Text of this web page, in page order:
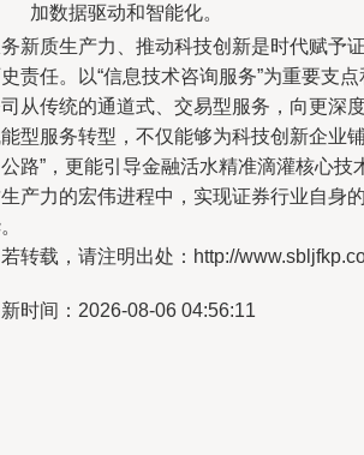
加数据驱动和智能化。
新质生产力、推动科技创新是时代赋予
责任。以“信息技术咨询服务”为重要支
从传统的通道式、交易型服务，向更深
型服务转型，不仅能够为科技创新企业
路”，更能引导金融活水精准滴灌核心技
产力的宏伟进程中，实现证券行业自身
转载，请注明出处：http://
时间：2026-08-06 04:56:11